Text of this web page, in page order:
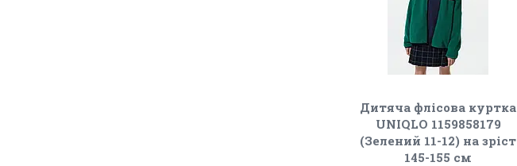
Дитяча флісова куртка
UNIQLO 1159858179
(Зелений 11-12) на зріст
145-155 см